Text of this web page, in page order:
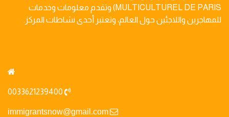
MULTICULTUREL DE PARIS) وتقدم معلومات وخدمات
للمهاجرين واللاجئين حول العالم، وتعتبر أحدى نشاطات المركز.
immigrantsnow@gmail.com